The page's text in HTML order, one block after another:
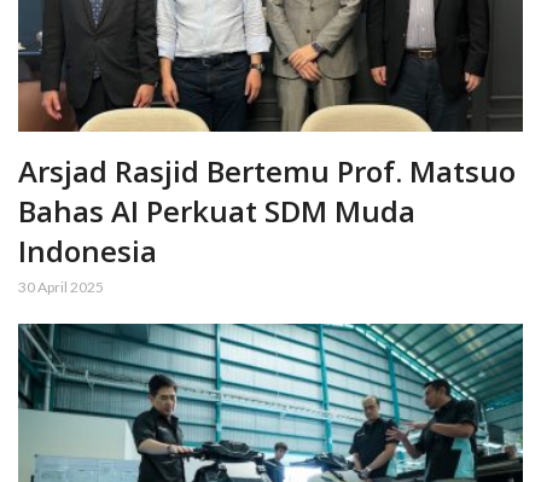
Arsjad Rasjid Bertemu Prof. Matsuo
Bahas AI Perkuat SDM Muda
Indonesia
30 April 2025